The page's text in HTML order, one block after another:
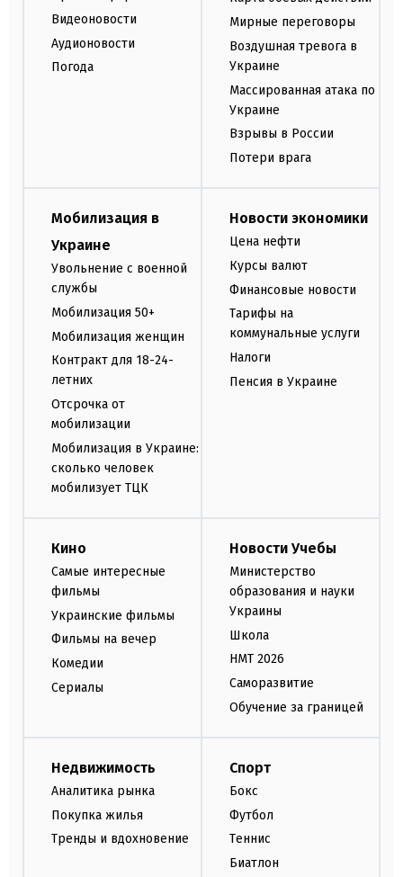
Видеоновости
Аудионовости
Погода
Мирные переговоры
Воздушная тревога в
Украине
Массированная атака по
Украине
Взрывы в России
Потери врага
Мобилизация в
Украине
Увольнение с военной
службы
Мобилизация 50+
Мобилизация женщин
Контракт для 18-24-
летних
Отсрочка от
мобилизации
Мобилизация в Украине:
сколько человек
мобилизует ТЦК
Новости экономики
Цена нефти
Курсы валют
Финансовые новости
Тарифы на
коммунальные услуги
Налоги
Пенсия в Украине
Кино
Самые интересные
фильмы
Украинские фильмы
Фильмы на вечер
Комедии
Сериалы
Новости Учебы
Министерство
образования и науки
Украины
Школа
НМТ 2026
Саморазвитие
Обучение за границей
Недвижимость
Аналитика рынка
Покупка жилья
Тренды и вдохновение
Спорт
Бокс
Футбол
Теннис
Биатлон